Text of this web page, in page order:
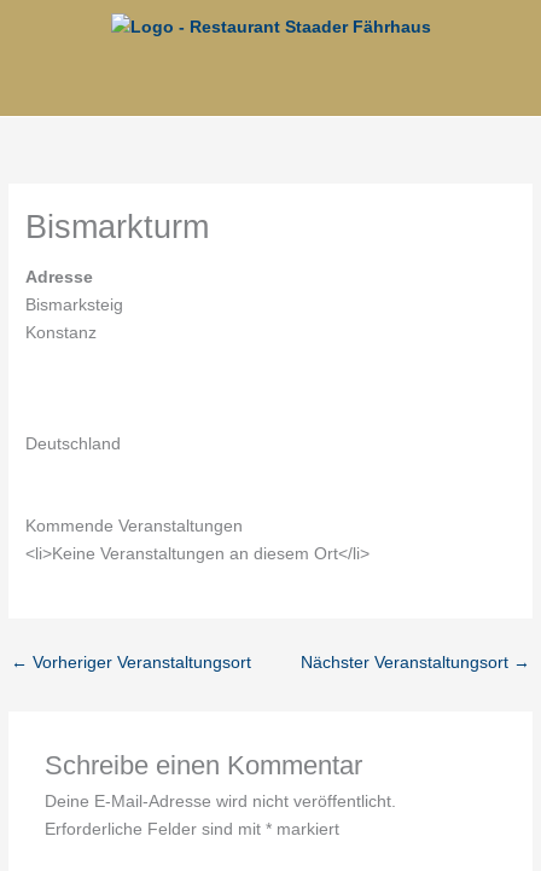
Bismarkturm
Adresse
Bismarksteig
Konstanz
Deutschland
Kommende Veranstaltungen
<li>Keine Veranstaltungen an diesem Ort</li>
← Vorheriger Veranstaltungsort Nächster Veranstaltungsort →
Schreibe einen Kommentar
Deine E-Mail-Adresse wird nicht veröffentlicht.
Erforderliche Felder sind mit *markiert